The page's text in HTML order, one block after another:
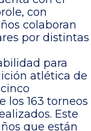
con
colaboran
por distintas
para
atlética de
los 163 torneos
Este
que están